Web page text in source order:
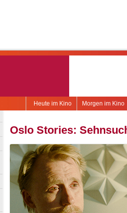
Morgen im Kino
Heute im Kino
Oslo Stories: